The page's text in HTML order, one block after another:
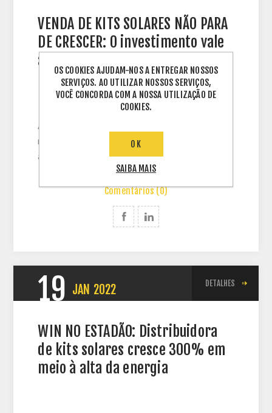
VENDA DE KITS SOLARES NÃO PARA
DE CRESCER: O investimento vale
a pena?
A venda de kits solares segue crescendo em
meio à alta da energia. Muitos interessados
ainda s...
Comentários (0)
19 JAN 2022 DETALHES
WIN NO ESTADÃO: Distribuidora
de kits solares cresce 300% em
meio à alta da energia
OS COOKIES AJUDAM-NOS A ENTREGAR NOSSOS
SERVIÇOS. AO UTILIZAR NOSSOS SERVIÇOS,
VOCÊ CONCORDA COM A NOSSA UTILIZAÇÃO DE
COOKIES.
OK
SAIBA MAIS